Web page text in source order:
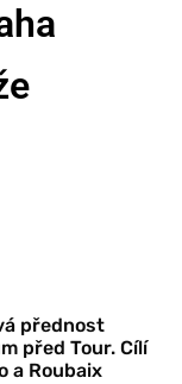
přednost
před Tour. Cílí
a Roubaix